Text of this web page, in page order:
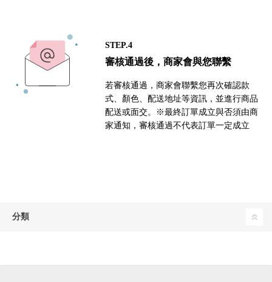
STEP.4
審核通過後，商家會與您聯繫
若審核通過，商家會聯繫您再次確認款
式、顏色、配送地址等資訊，並進行商品
配送或面交。※最終訂單成立與否須由商
家通知，審核通過不代表訂單一定成立
分類